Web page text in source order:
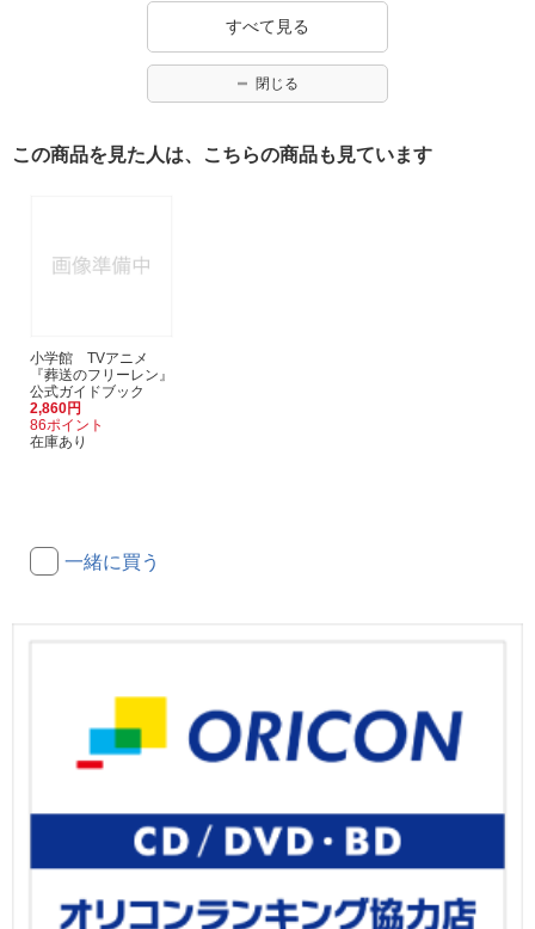
すべて見る
閉じる
この商品を見た人は、こちらの商品も見ています
小学館 TVアニメ
『葬送のフリーレン』
公式ガイドブック
2,860円
86ポイント
在庫あり
一緒に買う